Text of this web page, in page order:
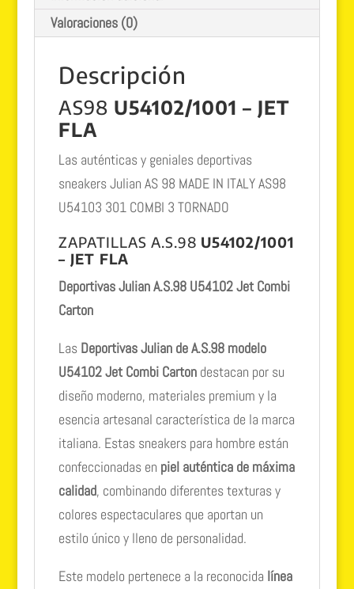
Valoraciones (0)
Descripción
AS98 U54102/1001 – JET
FLA
Las auténticas y geniales deportivas
sneakers Julian AS 98 MADE IN ITALY AS98
U54103 301 COMBI 3 TORNADO
ZAPATILLAS A.S.98 U54102/1001
– JET FLA
Deportivas Julian A.S.98 U54102 Jet Combi
Carton
Las Deportivas Julian de A.S.98 modelo
U54102 Jet Combi Cartondestacan por su
diseño moderno, materiales premium y la
esencia artesanal característica de la marca
italiana. Estas sneakers para hombre están
confeccionadas en piel auténtica de máxima
calidad, combinando diferentes texturas y
colores espectaculares que aportan un
estilo único y lleno de personalidad.
Este modelo pertenece a la reconocida línea